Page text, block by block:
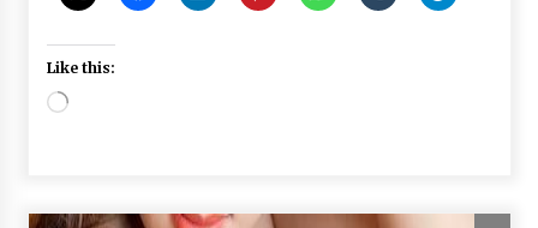
Like this:
Loading…